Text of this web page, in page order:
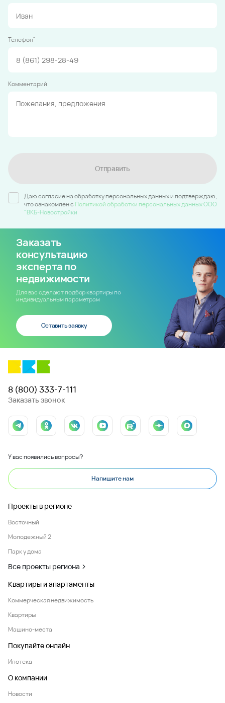
Телефон*
Комментарий
Отправить
Даю согласие на обработку персональных данных и подтверждаю,
что ознакомлен c Политикой обработки персональных данных ООО
"ВКБ-Новостройки
Заказать
консультацию
эксперта по
недвижимости
Для вас сделают подбор квартиры по
индивидуальным параметрам
Оставить заявку
8 (800) 333-7-111
Заказать звонок
У вас появились вопросы?
Напишите нам
Проекты в регионе
Восточный
Молодежный 2
Парк у дома
Все проекты региона
Квартиры и апартаменты
Коммерческая недвижимость
Квартиры
Машино-места
Покупайте онлайн
Ипотека
О компании
Новости